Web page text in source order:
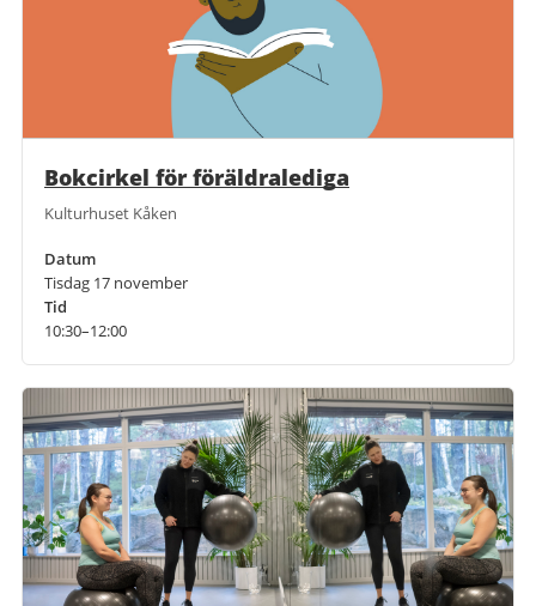
Bokcirkel för föräldralediga
Kulturhuset Kåken
Datum
Tisdag 17 november
Tid
10:30–12:00